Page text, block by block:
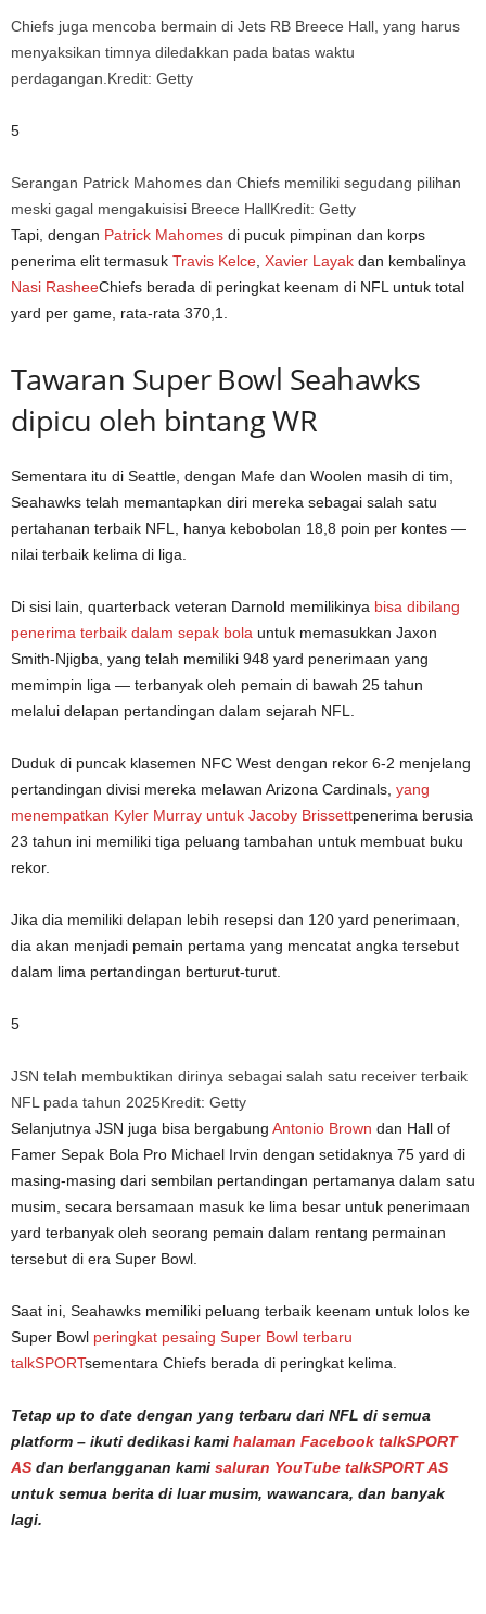
Chiefs juga mencoba bermain di Jets RB Breece Hall, yang harus
menyaksikan timnya diledakkan pada batas waktu
perdagangan. Kredit: Getty
5
Serangan Patrick Mahomes dan Chiefs memiliki segudang pilihan
meski gagal mengakuisisi Breece HallKredit: Getty
Tapi, dengan Patrick Mahomes di pucuk pimpinan dan korps
penerima elit termasuk Travis Kelce Xavier Layak dan kembalinya
Nasi RasheeChiefs berada di peringkat keenam di NFL untuk total
yard per game, rata-rata 370,1.
Tawaran Super Bowl Seahawks
dipicu oleh bintang WR
Sementara itu di Seattle, dengan Mafe dan Woolen masih di tim,
Seahawks telah memantapkan diri mereka sebagai salah satu
pertahanan terbaik NFL, hanya kebobolan 18,8 poin per kontes —
nilai terbaik kelima di liga.
Di sisi lain, quarterback veteran Darnold memilikinya bisa dibilang
penerima terbaik dalam sepak bola untuk memasukkan Jaxon
Smith-Njigba, yang telah memiliki 948 yard penerimaan yang
memimpin liga — terbanyak oleh pemain di bawah 25 tahun
melalui delapan pertandingan dalam sejarah NFL.
Duduk di puncak klasemen NFC West dengan rekor 6-2 menjelang
pertandingan divisi mereka melawan Arizona Cardinals, yang
menempatkan Kyler Murray untuk Jacoby Brissettpenerima berusia
23 tahun ini memiliki tiga peluang tambahan untuk membuat buku
rekor.
Jika dia memiliki delapan lebih resepsi dan 120 yard penerimaan,
dia akan menjadi pemain pertama yang mencatat angka tersebut
dalam lima pertandingan berturut-turut.
5
JSN telah membuktikan dirinya sebagai salah satu receiver terbaik
NFL pada tahun 2025Kredit: Getty
Selanjutnya JSN juga bisa bergabung Antonio Brown dan Hall of
Famer Sepak Bola Pro Michael Irvin dengan setidaknya 75 yard di
masing-masing dari sembilan pertandingan pertamanya dalam satu
musim, secara bersamaan masuk ke lima besar untuk penerimaan
yard terbanyak oleh seorang pemain dalam rentang permainan
tersebut di era Super Bowl.
Saat ini, Seahawks memiliki peluang terbaik keenam untuk lolos ke
Super Bowl peringkat pesaing Super Bowl terbaru
talkSPORTsementara Chiefs berada di peringkat kelima.
Tetap up to date dengan yang terbaru dari NFL di semua
platform – ikuti dedikasi kami halaman Facebook talkSPORT
AS dan berlangganan kami saluran YouTube talkSPORT AS
untuk semua berita di luar musim, wawancara, dan banyak
lagi.